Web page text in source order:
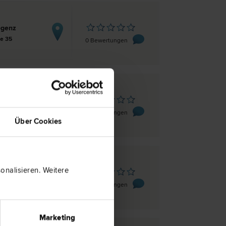
Über Cookies
Weitere
Marketing
35 0 Bewertungen
0 Bewertungen
0 Bewertungen